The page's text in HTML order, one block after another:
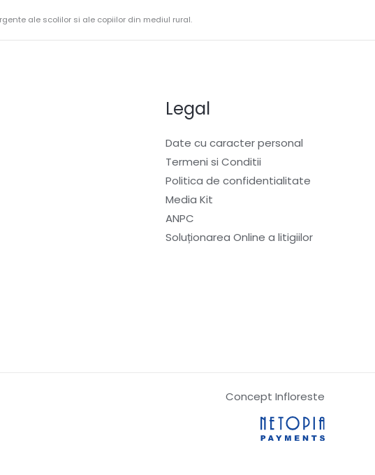
ale scolilor si ale copiilor din mediul rural.
Legal
Date cu caracter personal
Termeni si Conditii
Politica de confidentialitate
Media Kit
ANPC
Soluționarea Online a litigiilor
Concept Infloreste